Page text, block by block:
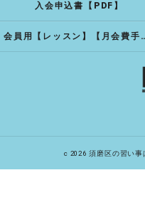
入会申込書【PDF】
会員用【レッ
c 2026 須磨区の習い事